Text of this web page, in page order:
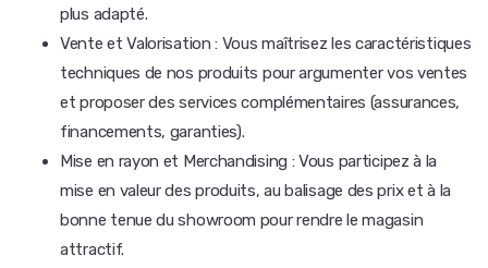
plus adapté.
Vente et Valorisation : Vous maîtrisez les caractéristiques
techniques de nos produits pour argumenter vos ventes
et proposer des services complémentaires (assurances,
financements, garanties).
Mise en rayon et Merchandising : Vous participez à la
mise en valeur des produits, au balisage des prix et à la
bonne tenue du showroom pour rendre le magasin
attractif.